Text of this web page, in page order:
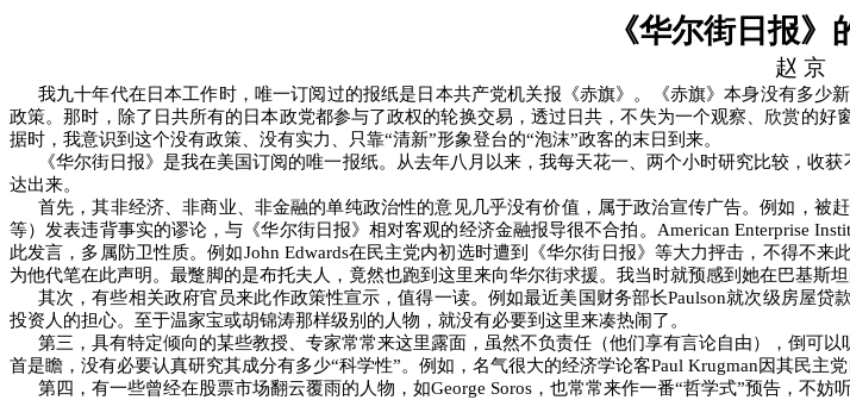
《华尔街日报》
赵 京
我九十年代在日本工作时，唯一订阅过的报纸是日本共产党机关报《赤旗》。《赤旗》本身没有多
政策。那时，除了日共所有的日本政党都参与了政权的轮换交易，透过日共，不失为一个观察、欣赏的
据时，我意识到这个没有政策、没有实力、只靠“清新”形象登台的“泡沫”政客的末日到来。
《华尔街日报》是我在美国订阅的唯一报纸。从去年八月以来，我每天花一、两个小时研究比较，收
达出来。
首先，其非经济、非商业、非金融的单纯政治性的意见几乎没有价值，属于政治宣传广告。例如，被
等）发表违背事实的谬论，与《华尔街日报》相对客观的经济金融报导很不合拍。 American Enterprise
此发言，多属防卫性质。例如John Edwards在民主党内初选时遭到《华尔街日报》等大力抨击，不得不来
为他代笔在此声明。最蹩脚的是布托夫人，竟然也跑到这里来向华尔街求援。我当时就预感到她在巴基斯坦
其次，有些相关政府官员来此作政策性宣示，值得一读。例如最近美国财务部长Paulson就次级房屋贷
投资人的担心。至于温家宝或胡锦涛那样级别的人物，就没有必要到这里来凑热闹了。
第三，具有特定倾向的某些教授、专家常常来这里露面，虽然不负责任（他们享有言论自由），倒可
首是瞻，没有必要认真研究其成分有多少“科学性”。例如，名气很大的经济学论客Paul Krugman因其民主
第四，有一些曾经在股票市场翻云覆雨的人物，如George Soros，也常常来作一番“哲学式”预告，不妨